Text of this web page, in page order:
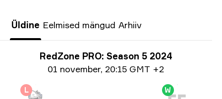
Üldine Eelmised mängud Arhiiv
Turniiri infoRedZone PRO: Season 5 2024
01 november, 20:15 GMT +2
L W